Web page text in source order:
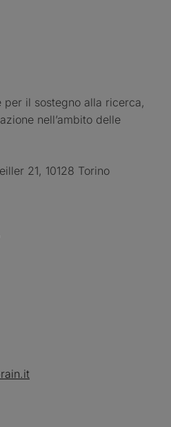
per il sostegno alla ricerca,
nell’ambito delle
21, 10128 Torino